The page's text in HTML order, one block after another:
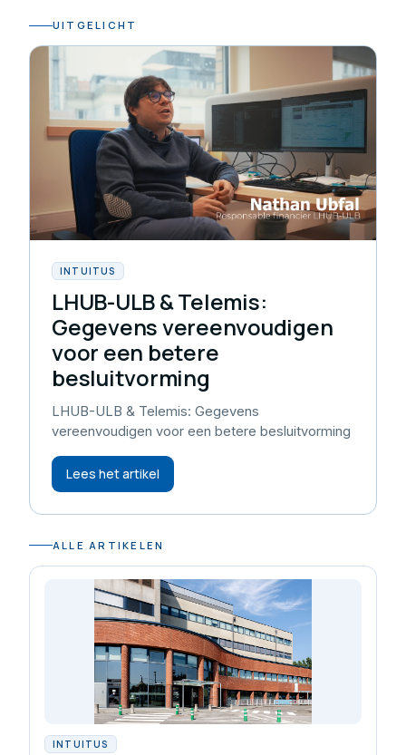
UITGELICHT
INTUITUS
LHUB-ULB & Telemis:
Gegevens vereenvoudigen
voor een betere
besluitvorming
LHUB-ULB & Telemis: Gegevens
vereenvoudigen voor een betere besluitvorming
Lees het artikel
ALLE ARTIKELEN
INTUITUS